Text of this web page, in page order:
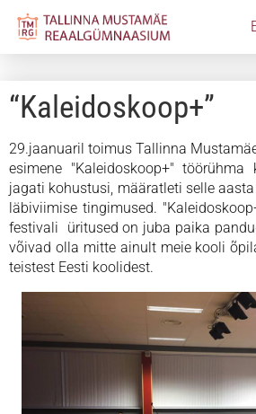
“Kaleidoskoop+”
29.jaanuaril toimus Tallinna
esimene "Kaleidoskoop+" töörühma
jagati kohustusi, määratleti selle
läbiviimise tingimused.
festivali üritused on juba paika
võivad olla mitte ainult meie kooli
teistest Eesti koolidest.